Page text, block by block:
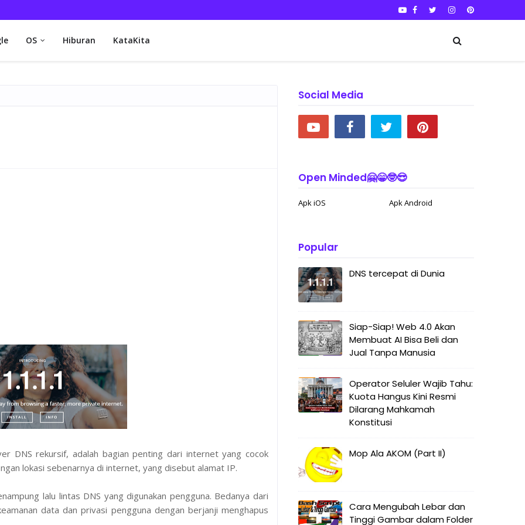
OS Hiburan KataKita
DNS rekursif, adalah bagian penting dari internet yang cocok
lokasi sebenarnya di internet, yang disebut alamat IP.
lalu lintas DNS yang digunakan pengguna. Bedanya dari
data dan privasi pengguna dengan berjanji menghapus
Social Media
Open Minded🤗😁🤓😎
Apk iOS Apk Android
Popular
DNS tercepat di Dunia
Siap-Siap! Web 4.0 Akan
Membuat AI Bisa Beli dan
Jual Tanpa Manusia
Operator Seluler Wajib Tahu:
Kuota Hangus Kini Resmi
Dilarang Mahkamah
Konstitusi
Mop Ala AKOM (Part II)
Cara Mengubah Lebar dan
Tinggi Gambar dalam Folder